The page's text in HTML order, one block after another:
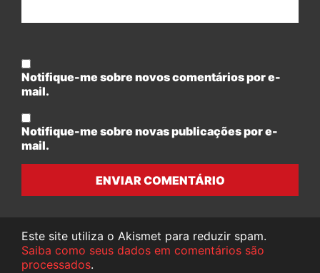
Notifique-me sobre novos comentários por e-
mail.
Notifique-me sobre novas publicações por e-
mail.
ENVIAR COMENTÁRIO
Este site utiliza o Akismet para reduzir spam.
Saiba como seus dados em comentários são
processados.